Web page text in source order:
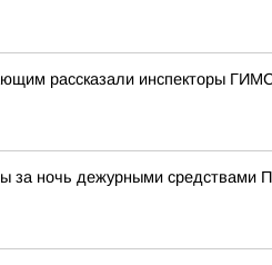
рассказали инспекторы
за ночь дежурными средствами